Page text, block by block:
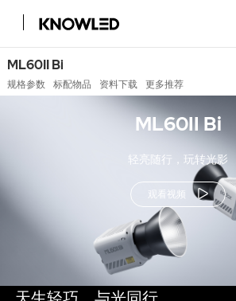
ML60II Bi
规格参数 标配物品 资料下载 更多推荐
ML60II Bi
轻亮随行，玩转光影
观看视频